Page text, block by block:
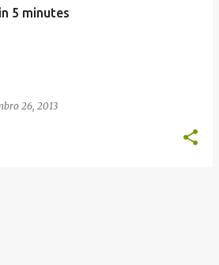
5 minutes
26, 2013